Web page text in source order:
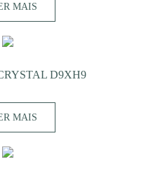
MAIS
D9XH9
MAIS